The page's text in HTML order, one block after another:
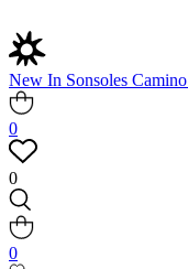
New In Sonsoles Camino
0
0
0